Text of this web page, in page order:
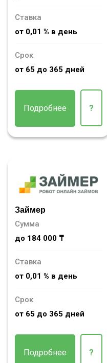
Ставка
от 0,01 % в день
Срок
от 65 до 365 дней
Подробнее ?
Займер
Сумма
до 184 000 ₸
Ставка
от 0,01 % в день
Срок
от 65 до 365 дней
Подробнее ?